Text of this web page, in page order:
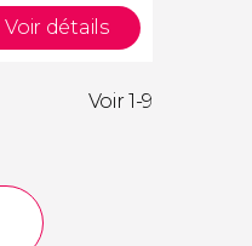
Voir détails
Voir 1-9